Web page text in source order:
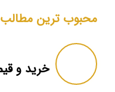
محبوب ترین مطالب